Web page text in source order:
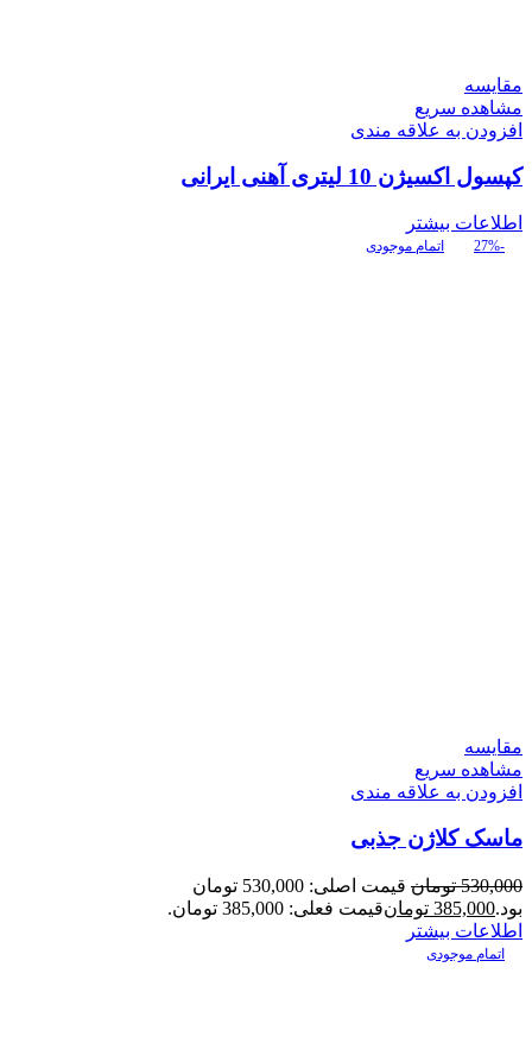
مقایسه
مشاهده سریع
افزودن به علاقه مندی
کپسول اکسیژن 10 لیتری آهنی ایرانی
اطلاعات بیشتر
-27% اتمام موجودی
مقایسه
مشاهده سریع
افزودن به علاقه مندی
ماسک کلاژن جذبی
530,000 تومان
قیمت اصلی: 530,000 تومان
بود.385,000 تومانقیمت فعلی: 385,000 تومان.
اطلاعات بیشتر
اتمام موجودی